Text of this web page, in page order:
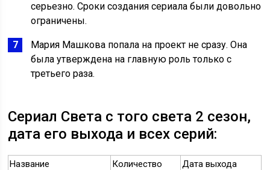
серьезно. Сроки создания сериала были довольно
ограничены.
Мария Машкова попала на проект не сразу. Она
была утверждена на главную роль только с
третьего раза.
Сериал Света с того света 2 сезон,
дата его выхода и всех серий:
Название Количество Дата выхода